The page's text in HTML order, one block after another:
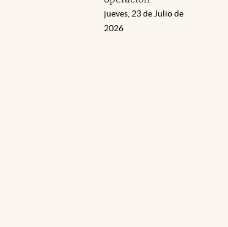
jueves, 23 de Julio de
2026